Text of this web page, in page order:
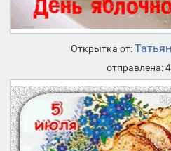
Открытка от:
отправлена: